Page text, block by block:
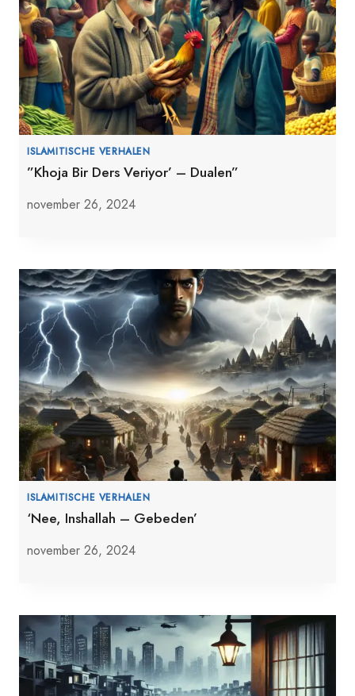
ISLAMITISCHE VERHALEN
”Khoja Bir Ders Veriyor’ – Dualen”
november 26, 2024
ISLAMITISCHE VERHALEN
‘Nee, Inshallah – Gebeden’
november 26, 2024